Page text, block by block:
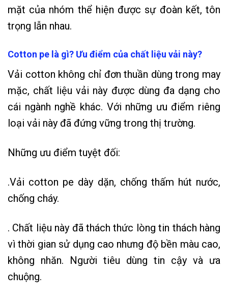
mặt của nhóm thể hiện được sự đoàn kết, tôn
trọng lẫn nhau.
Cotton pe là gì? Ưu điểm của chất liệu vải này?
Vải cotton không chỉ đơn thuần dùng trong may
mặc, chất liệu vải này được dùng đa dạng cho
cái ngành nghề khác. Với những ưu điểm riêng
loại vải này đã đứng vững trong thị trường.
Những ưu điểm tuyệt đối:
.Vải cotton pe dày dặn, chống thấm hút nước,
chống cháy.
. Chất liệu này đã thách thức lòng tin thách hàng
vì thời gian sử dụng cao nhưng độ bền màu cao,
không nhăn. Người tiêu dùng tin cậy và ưa
chuộng.